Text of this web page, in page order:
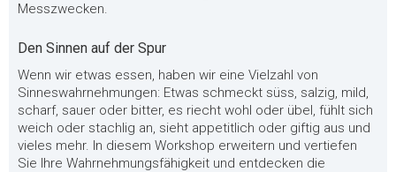
Messzwecken.
Den Sinnen auf der Spur
Wenn wir etwas essen, haben wir eine Vielzahl von
Sinneswahrnehmungen: Etwas schmeckt süss, salzig, mild,
scharf, sauer oder bitter, es riecht wohl oder übel, fühlt sich
weich oder stachlig an, sieht appetitlich oder giftig aus und
vieles mehr. In diesem Workshop erweitern und vertiefen
Sie Ihre Wahrnehmungsfähigkeit und entdecken die